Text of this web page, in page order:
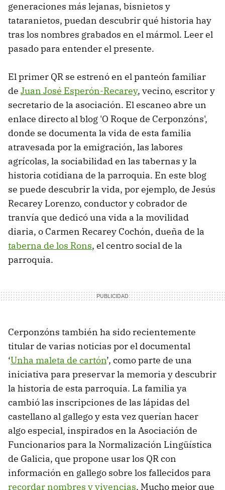
generaciones más lejanas, bisnietos y
tataranietos, puedan descubrir qué historia hay
tras los nombres grabados en el mármol. Leer el
pasado para entender el presente.
El primer QR se estrenó en el panteón familiar
de Juan José Esperón-Recarey, vecino, escritor y
secretario de la asociación. El escaneo abre un
enlace directo al blog 'O Roque de Cerponzóns',
donde se documenta la vida de esta familia
atravesada por la emigración, las labores
agrícolas, la sociabilidad en las tabernas y la
historia cotidiana de la parroquia. En este blog
se puede descubrir la vida, por ejemplo, de Jesús
Recarey Lorenzo, conductor y cobrador de
tranvía que dedicó una vida a la movilidad
diaria, o Carmen Recarey Cochón, dueña de la
taberna de los Rons, el centro social de la
parroquia.
Cerponzóns también ha sido recientemente
titular de varias noticias por el documental
‘Unha maleta de cartón’, como parte de una
iniciativa para preservar la memoria y descubrir
la historia de esta parroquia. La familia ya
cambió las inscripciones de las lápidas del
castellano al gallego y esta vez querían hacer
algo especial, inspirados en la Asociación de
Funcionarios para la Normalización Lingüística
de Galicia, que propone usar los QR con
información en gallego sobre los fallecidos para
recordar nombres y vivencias. Mucho mejor que